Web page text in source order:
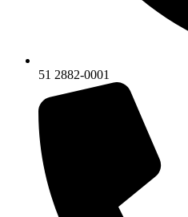
51 2882-0001